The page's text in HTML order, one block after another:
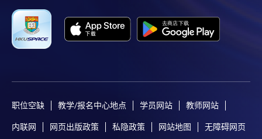
职位空缺 教学/报名中心地点 学员网站 教师网站
内联网 网页出版政策 私隐政策 网站地图 无障碍网页